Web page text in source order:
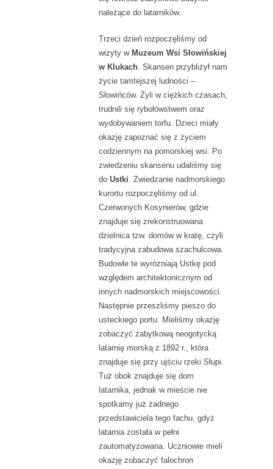
należące do latarników.
Trzeci dzień rozpoczęliśmy od
wizyty w Muzeum Wsi Słowińskiej
w Klukach. Skansen przybliżył nam
życie tamtejszej ludności –
Słowińców. Żyli w ciężkich czasach,
trudnili się rybołówstwem oraz
wydobywaniem torfu. Dzieci miały
okazję zapoznać się z życiem
codziennym na pomorskiej wsi. Po
zwiedzeniu skansenu udaliśmy się
do Ustki. Zwiedzanie nadmorskiego
kurortu rozpoczęliśmy od ul.
Czerwonych Kosynierów, gdzie
znajduje się zrekonstruowana
dzielnica tzw. domów w kratę, czyli
tradycyjna zabudowa szachulcowa.
Budowle te wyróżniają Ustkę pod
względem architektonicznym od
innych nadmorskich miejscowości.
Następnie przeszliśmy pieszo do
usteckiego portu. Mieliśmy okazję
zobaczyć zabytkową neogotycką
latarnię morską z 1892 r., która
znajduje się przy ujściu rzeki Słupi.
Tuż obok znajduje się dom
latarnika, jednak w mieście nie
spotkamy już żadnego
przedstawiciela tego fachu, gdyż
latarnia została w pełni
zautomatyzowana. Uczniowie mieli
okazję zobaczyć falochron